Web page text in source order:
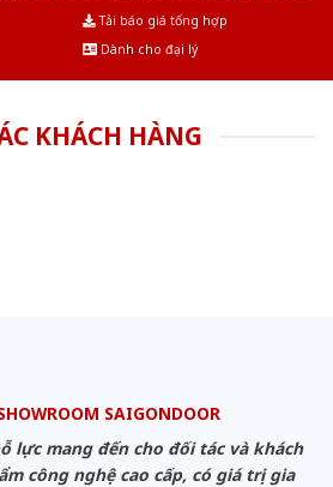
Tải báo giá tổng hợp
Dành cho đại lý
KHÁCH HÀNG
SAIGONDOOR
lực mang đến cho đối tác và khách
công nghệ cao cấp, có giá trị gia